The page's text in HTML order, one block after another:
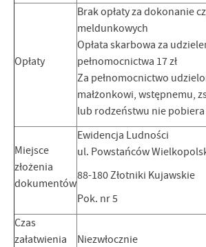
Opłaty
Brak opłaty za dokonanie
meldunkowych
Opłata skarbowa za
pełnomocnictwa 17 zł
Za pełnomocnictwo
małżonkowi, wstępnemu,
lub rodzeństwu nie pobiera
Miejsce
złożenia
dokumentów
Ewidencja Ludności
ul. Powstańców
88-180 Złotniki Kujawskie
Pok. nr 5
Czas
załatwienia
Niezwłocznie